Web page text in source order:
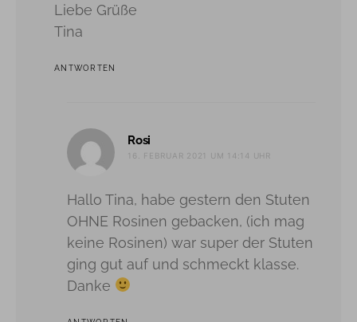
Liebe Grüße
Tina
ANTWORTEN
Rosi
16. FEBRUAR 2021 UM 14:14 UHR
Hallo Tina, habe gestern den Stuten
OHNE Rosinen gebacken, (ich mag
keine Rosinen) war super der Stuten
ging gut auf und schmeckt klasse.
Danke